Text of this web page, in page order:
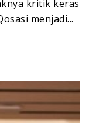
kritik keras
menjadi...